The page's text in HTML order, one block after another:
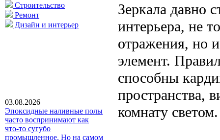
Строительство
Ремонт
Дизайн и интерьер
03.08.2026
Эпоксидные наливные полы
часто воспринимают как
что-то сугубо
промышленное. Но на самом
Зеркала давно
интерьера, не
отражения, но
элемент.
способны
пространства,
комнату светом.